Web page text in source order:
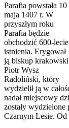
Parafia powstała 10
maja 1407 r. W
przyszłym roku
Parafia będzie
obchodzić 600-lecie
istnienia. Erygował
ją biskup krakowski
Piotr Wysz
Radoliński, który
wydzielił ją w
nadał miejscowy
zostały
Czarnym Lesie. Od